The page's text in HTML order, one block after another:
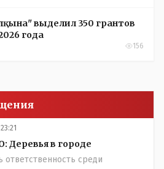
выделил 350 грантов
года
156
в городе
ответственность среди